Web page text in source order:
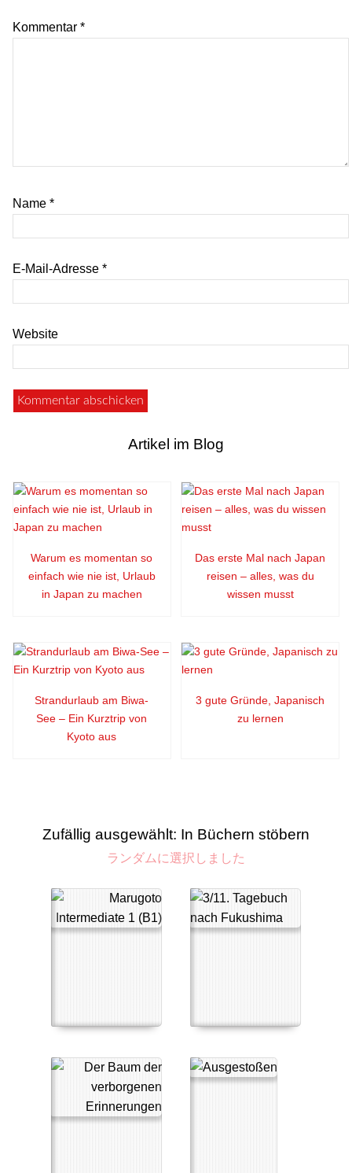
Kommentar *
Name *
E-Mail-Adresse *
Website
Artikel im Blog
Warum es momentan so
einfach wie nie ist, Urlaub
in Japan zu machen
Das erste Mal nach Japan
reisen – alles, was du
wissen musst
Strandurlaub am Biwa-
See – Ein Kurztrip von
Kyoto aus
3 gute Gründe, Japanisch
zu lernen
Zufällig ausgewählt: In Büchern stöbern
ランダムに選択しました